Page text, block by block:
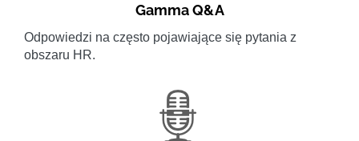
Gamma Q&A
Odpowiedzi na często pojawiające się pytania z
obszaru HR.